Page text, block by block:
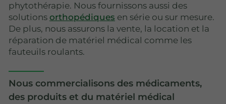
phytothérapie. Nous fournissons aussi des
solutions orthopédiques en série ou sur mesure.
De plus, nous assurons la vente, la location et la
réparation de matériel médical comme les
fauteuils roulants.
Nous commercialisons des médicaments,
des produits et du matériel médical